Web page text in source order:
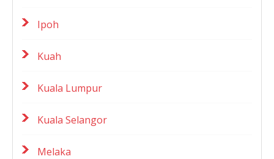
Ipoh
Kuah
Kuala Lumpur
Kuala Selangor
Melaka